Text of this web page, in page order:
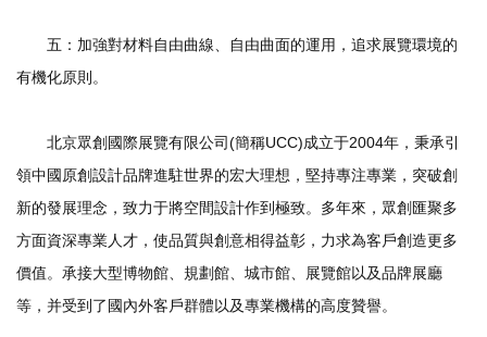
五：加強對材料自由曲線、自由曲面的運用，追求展覽環境的
有機化原則。
北京眾創國際展覽有限公司(簡稱UCC)成立于2004年，秉承引
領中國原創設計品牌進駐世界的宏大理想，堅持專注專業，突破創
新的發展理念，致力于將空間設計作到極致。多年來，眾創匯聚多
方面資深專業人才，使品質與創意相得益彰，力求為客戶創造更多
價值。承接大型博物館、規劃館、城市館、展覽館以及品牌展廳
等，并受到了國內外客戶群體以及專業機構的高度贊譽。